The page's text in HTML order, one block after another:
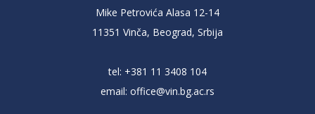
Mike Petrovića Alasa 12-14
11351 Vinča, Beograd, Srbija
tel: +381 11 3408 104
email: office@vin.bg.ac.rs